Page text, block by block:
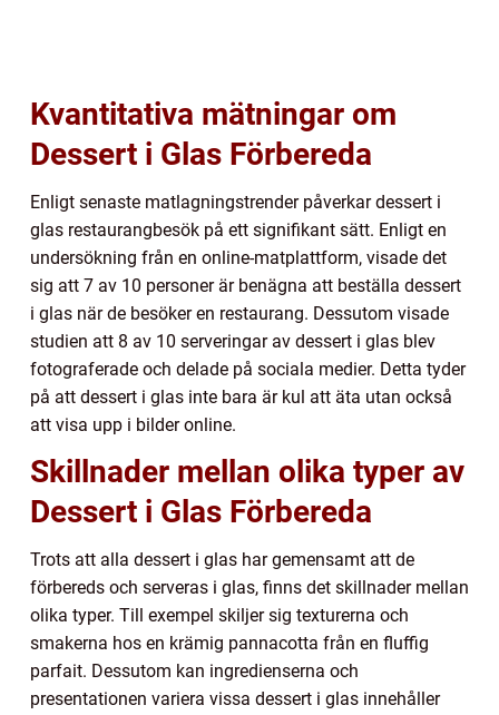
Kvantitativa mätningar om
Dessert i Glas Förbereda
Enligt senaste matlagningstrender påverkar dessert i
glas restaurangbesök på ett signifikant sätt. Enligt en
undersökning från en online-matplattform, visade det
sig att 7 av 10 personer är benägna att beställa dessert
i glas när de besöker en restaurang. Dessutom visade
studien att 8 av 10 serveringar av dessert i glas blev
fotograferade och delade på sociala medier. Detta tyder
på att dessert i glas inte bara är kul att äta utan också
att visa upp i bilder online.
Skillnader mellan olika typer av
Dessert i Glas Förbereda
Trots att alla dessert i glas har gemensamt att de
förbereds och serveras i glas, finns det skillnader mellan
olika typer. Till exempel skiljer sig texturerna och
smakerna hos en krämig pannacotta från en fluffig
parfait. Dessutom kan ingredienserna och
presentationen variera vissa dessert i glas innehåller